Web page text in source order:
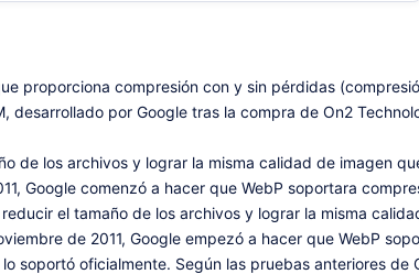
proporciona compresión con y sin pérdidas
por Google tras la compra de On2
de los archivos y lograr la misma calidad de imagen
Google comenzó a hacer que WebP soportara
el tamaño de los archivos y lograr la misma
de 2011, Google empezó a hacer que WebP
soportó oficialmente. Según las pruebas anteriores